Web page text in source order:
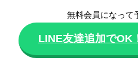
無料会員になって
LINE友達追加でOK